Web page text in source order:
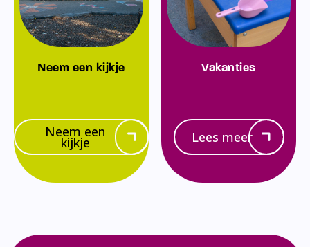
Neem een kijkje
Neem een
kijkje
Vakanties
Lees meer